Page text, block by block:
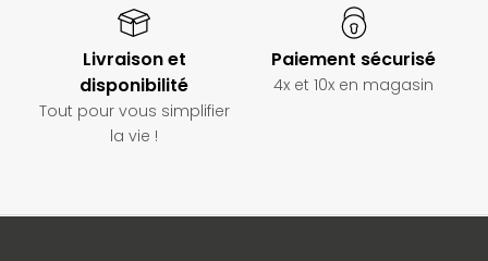
Livraison et
disponibilité
Tout pour vous simplifier
la vie !
Paiement sécurisé
4x et 10x en magasin